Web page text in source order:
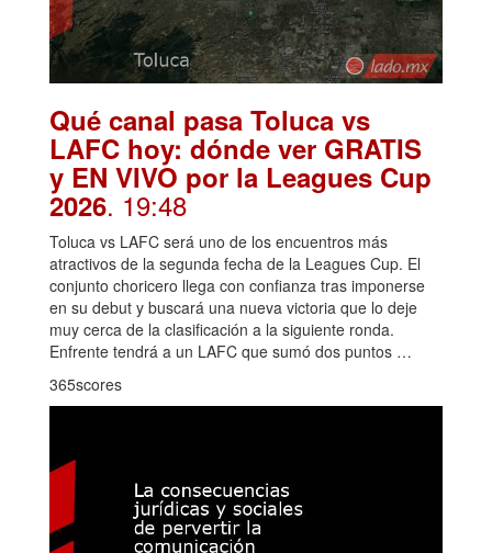
Qué canal pasa Toluca vs
LAFC hoy: dónde ver GRATIS
y EN VIVO por la Leagues Cup
2026. 19:48
Toluca vs LAFC será uno de los encuentros más
atractivos de la segunda fecha de la Leagues Cup. El
conjunto choricero llega con confianza tras imponerse
en su debut y buscará una nueva victoria que lo deje
muy cerca de la clasificación a la siguiente ronda.
Enfrente tendrá a un LAFC que sumó dos puntos …
365scores